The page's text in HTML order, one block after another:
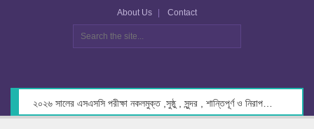
About Us Contact